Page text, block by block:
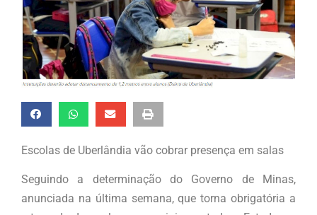
Escolas de Uberlândia vão cobrar presença em salas
Seguindo a determinação do Governo de Minas,
anunciada na última semana, que torna obrigatória a